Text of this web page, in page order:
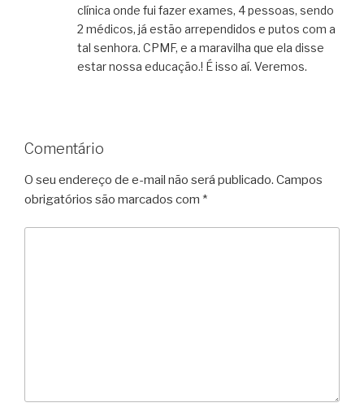
clínica onde fui fazer exames, 4 pessoas, sendo
2 médicos, já estão arrependidos e putos com a
tal senhora. CPMF, e a maravilha que ela disse
estar nossa educação.! É isso aí. Veremos.
Comentário
O seu endereço de e-mail não será publicado. Campos
obrigatórios são marcados com *